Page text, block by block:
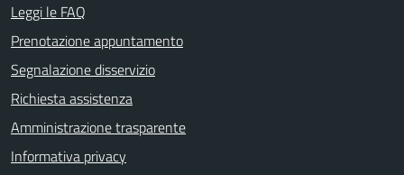
Leggi le FAQ
Prenotazione appuntamento
Segnalazione disservizio
Richiesta assistenza
Amministrazione trasparente
Informativa privacy